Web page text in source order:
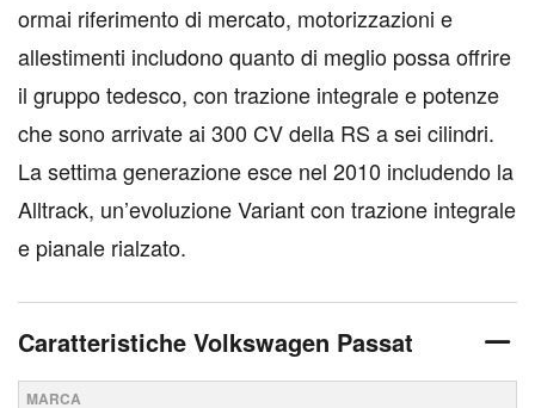
ormai riferimento di mercato, motorizzazioni e
allestimenti includono quanto di meglio possa offrire
il gruppo tedesco, con trazione integrale e potenze
che sono arrivate ai 300 CV della RS a sei cilindri.
La settima generazione esce nel 2010 includendo la
Alltrack, un’evoluzione Variant con trazione integrale
e pianale rialzato.
Caratteristiche Volkswagen Passat
MARCA